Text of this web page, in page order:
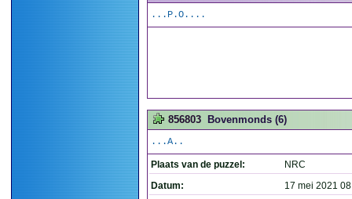
...P.O....
856803 Bovenmonds (6)
...A..
Plaats van de puzzel:
NRC
Datum:
17 mei 2021